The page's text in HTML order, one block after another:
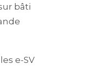
bâti
e-SV